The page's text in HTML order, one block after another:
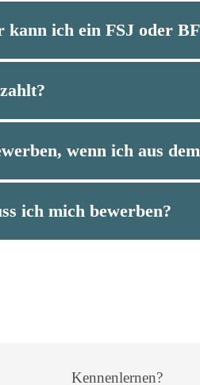
kann ich ein FSJ oder
wenn ich aus
ich mich bewerben?
Kennenlernen?